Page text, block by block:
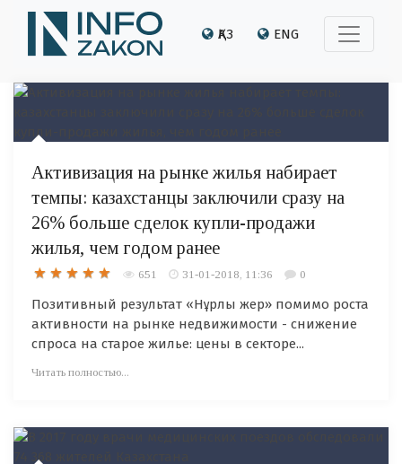
ҚАЗ ENG
Активизация на рынке жилья набирает
темпы: казахстанцы заключили сразу на
26% больше сделок купли-продажи
жилья, чем годом ранее
651 31-01-2018, 11:36 0
Позитивный результат «Нұрлы жер» помимо роста
активности на рынке недвижимости - снижение
спроса на старое жилье: цены в секторе...
Читать полностью...